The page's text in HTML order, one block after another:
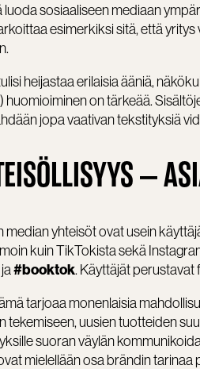
luoda sosiaaliseen mediaan
esimerkiksi sitä, että
heijastaa erilaisia ääniä,
huomioiminen on tärkeää.
jopa vaativan tekstityksiä
–
median yhteisöt ovat usein
kuin TikTokista sekä
ja #booktok. Käyttäjät perustavat
tarjoaa monenlaisia
tekemiseen, uusien tuotteiden
suoran väylän
mielellään osa brändin tarinaa